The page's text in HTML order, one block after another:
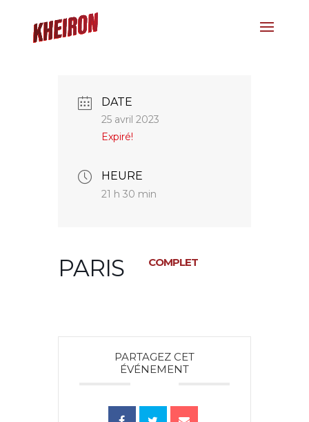
DATE
25 avril 2023
Expiré!
HEURE
21 h 30 min
PARIS
PARTAGEZ CET
ÉVÉNEMENT